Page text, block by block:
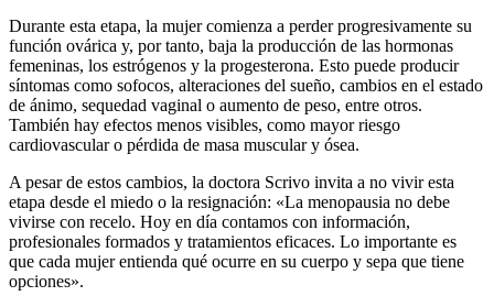
Durante esta etapa, la mujer comienza a perder progresivamente su
función ovárica y, por tanto, baja la producción de las hormonas
femeninas, los estrógenos y la progesterona. Esto puede producir
síntomas como sofocos, alteraciones del sueño, cambios en el estado
de ánimo, sequedad vaginal o aumento de peso, entre otros.
También hay efectos menos visibles, como mayor riesgo
cardiovascular o pérdida de masa muscular y ósea.
A pesar de estos cambios, la doctora Scrivo invita a no vivir esta
etapa desde el miedo o la resignación: «La menopausia no debe
vivirse con recelo. Hoy en día contamos con información,
profesionales formados y tratamientos eficaces. Lo importante es
que cada mujer entienda qué ocurre en su cuerpo y sepa que tiene
opciones».